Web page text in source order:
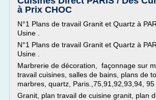
à Prix CHOC
N°1 Plans de travail Granit et Quartz à
Usine .
N°1 Plans de travail Granit et Quartz à
Usine .
Marbrerie de décoration, façonnage sur
travail cuisines, salles de bains, plans de
marbres, quartz, Paris.,75,91,92,93,94, 95
Granit, plan travail de cuisine granit, plan